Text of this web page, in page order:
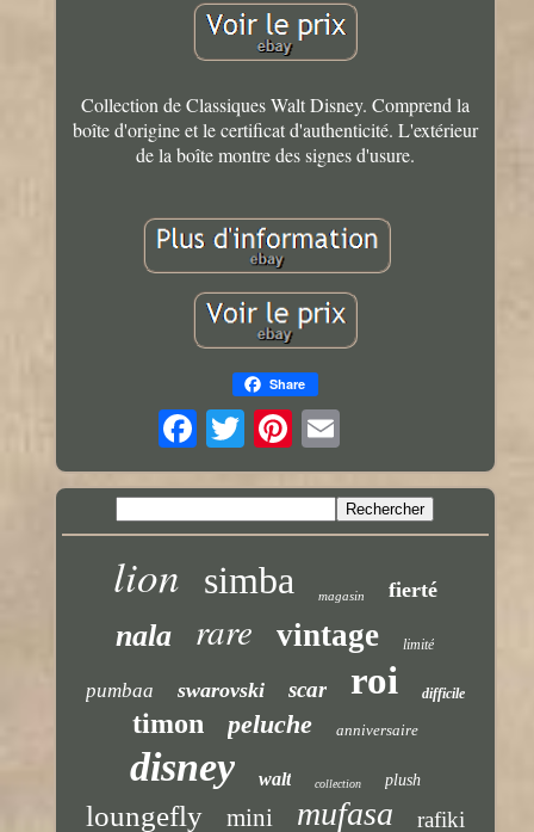
Collection de Classiques Walt Disney. Comprend la
boîte d'origine et le certificat d'authenticité. L'extérieur
de la boîte montre des signes d'usure.
Share
lion simba magasin fierté
nala rare vintage limité
pumbaa swarovski scar roi difficile
timon peluche anniversaire
disney walt collection plush
loungefly mini mufasa rafiki